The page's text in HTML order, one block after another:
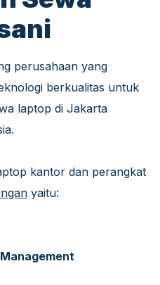
perusahaan yang
berkualitas untuk
laptop di Jakarta
kantor dan perangkat
yaitu: